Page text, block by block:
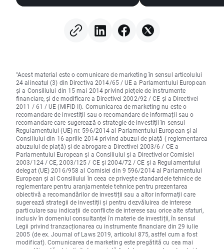
"Acest material este o comunicare de marketing în sensul articolului
24 alineatul (3) din Directiva 2014/65 / UE a Parlamentului European
și a Consiliului din 15 mai 2014 privind piețele de instrumente
financiare, și de modificare a Directivei 2002/92 / CE și a Directivei
2011 / 61 / UE (MiFID II). Comunicarea de marketing nu este o
recomandare de investiții sau o recomandare de informații sau o
recomandare care sugerează o strategie de investiții în sensul
Regulamentului (UE) nr. 596/2014 al Parlamentului European și al
Consiliului din 16 aprilie 2014 privind abuzul de piață ( reglementarea
abuzului de piață) și de abrogare a Directivei 2003/6 / CE a
Parlamentului European și a Consiliului și a Directivelor Comisiei
2003/124 / CE, 2003/125 / CE și 2004/72 / CE și a Regulamentului
delegat (UE) 2016/958 al Comisiei din 9 596/2014 al Parlamentului
European și al Consiliului în ceea ce privește standardele tehnice de
reglementare pentru aranjamentele tehnice pentru prezentarea
obiectivă a recomandărilor de investiții sau a altor informații care
sugerează strategii de investiții și pentru dezvăluirea de interese
particulare sau indicații de conflicte de interese sau orice alte sfaturi,
inclusiv în domeniul consultanței în materie de investiții, în sensul
Legii privind tranzacționarea cu instrumente financiare din 29 iulie
2005 (de ex. Journal of Laws 2019, articolul 875, astfel cum a fost
modificat). Comunicarea de marketing este pregătită cu cea mai